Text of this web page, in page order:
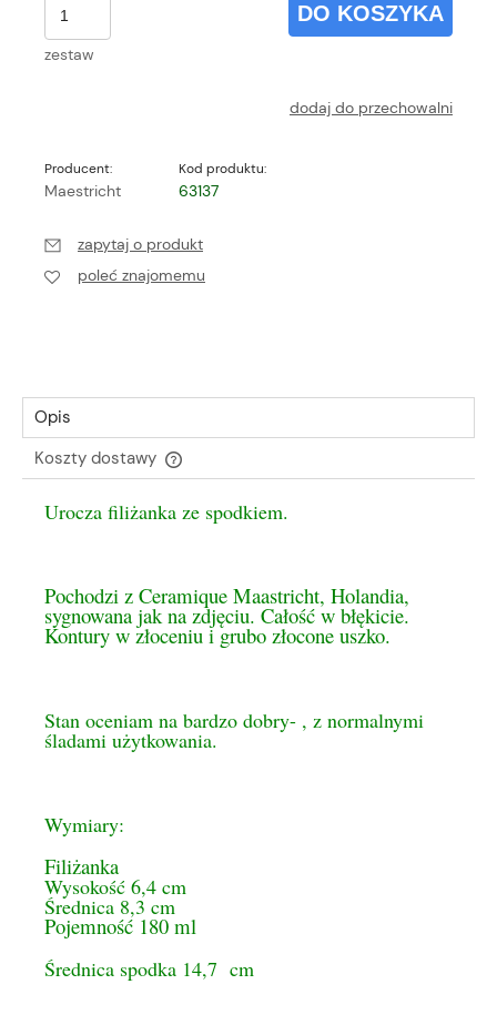
zestaw
DO KOSZYKA
dodaj do przechowalni
Producent:
Maestricht
Kod produktu:
63137
zapytaj o produkt
poleć znajomemu
Opis
Koszty dostawy
Cena nie zawiera ewentualnych kosztów płatności
Urocza filiżanka ze spodkiem.
Pochodzi z Ceramique Maastricht, Holandia,
sygnowana jak na zdjęciu. Całość w błękicie.
Kontury w złoceniu i grubo złocone uszko.
Stan oceniam na bardzo dobry- , z normalnymi
śladami użytkowania.
Wymiary:
Filiżanka
Wysokość 6,4 cm
Średnica 8,3 cm
Pojemność 180 ml
Średnica spodka 14,7 cm